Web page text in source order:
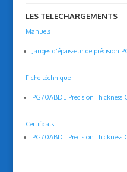
LES TELECHARGEMENTS
Manuels
Jauges d’épaisseur de précision
Fiche téchnique
PG70ABDL Precision Thickness
Certificats
PG70ABDL Precision